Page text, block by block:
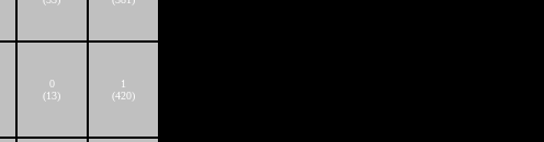
0
(13)
1
(420)